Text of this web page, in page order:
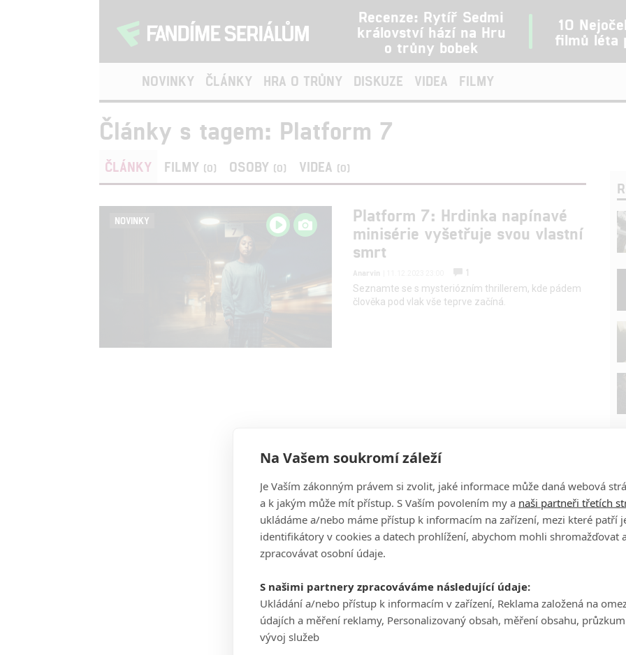
Recenze: Rytíř Sedmi
království hází na Hru
o trůny bobek
10
filmů léta
NOVINKY ČLÁNKY HRA O TRŮNY DISKUZE VIDEA FILMY
Články s tagem: Platform 7
ČLÁNKY FILMY (0) OSOBY (0) VIDEA (0)
NOVINKY
Platform 7: Hrdinka napínavé
minisérie vyšetřuje svou vlastní
smrt
Anarvin
1
Seznamte se s mysteriózním thrillerem, kde pádem
člověka pod vlak vše teprve začíná.
Na Vašem soukromí záleží
Je Vaším zákonným právem si zvolit, jaké informace může daná webová
a k jakým může mít přístup. S Vaším povolením my a naši partneři třetích
ukládáme a/nebo máme přístup k informacím na zařízení, mezi které patří
identifikátory v cookies a datech prohlížení, abychom mohli shromažďovat
zpracovávat osobní údaje.
S našimi partnery zpracováváme následující údaje:
Ukládání a/nebo přístup k informacím v zařízení, Reklama založená na
údajích a měření reklamy, Personalizovaný obsah, měření obsahu,
vývoj služeb